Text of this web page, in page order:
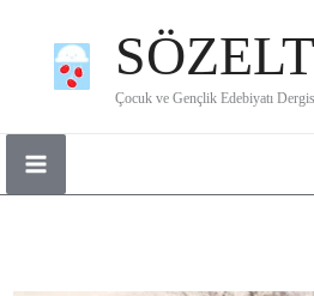
Çocuk ve Gençlik Edebiyatı